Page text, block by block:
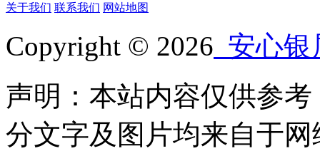
关于我们 联系我们 网站地图
Copyright © 2026 安心银
声明：本站内容仅供参
分文字及图片均来自于